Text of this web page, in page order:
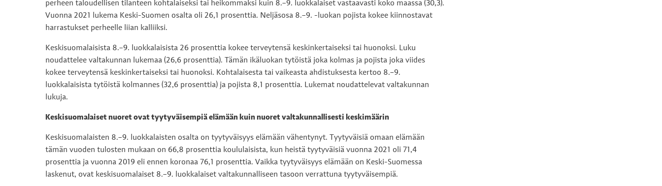
perheen taloudellisen tilanteen kohtalaiseksi tai heikommaksi kuin 8.–9. luokkalaiset vastaavasti koko maassa (30,3).
Vuonna 2021 lukema Keski-Suomen osalta oli 26,1 prosenttia. Neljäsosa 8.–9. -luokan pojista kokee kiinnostavat
harrastukset perheelle liian kalliiksi.
Keskisuomalaisista 8.–9. luokkalaisista 26 prosenttia kokee terveytensä keskinkertaiseksi tai huonoksi. Luku
noudattelee valtakunnan lukemaa (26,6 prosenttia). Tämän ikäluokan tytöistä joka kolmas ja pojista joka viides
kokee terveytensä keskinkertaiseksi tai huonoksi. Kohtalaisesta tai vaikeasta ahdistuksesta kertoo 8.–9.
luokkalaisista tytöistä kolmannes (32,6 prosenttia) ja pojista 8,1 prosenttia. Lukemat noudattelevat valtakunnan
lukuja.
Keskisuomalaiset nuoret ovat tyytyväisempiä elämään kuin nuoret valtakunnallisesti keskimäärin
Keskisuomalaisten 8.–9. luokkalaisten osalta on tyytyväisyys elämään vähentynyt. Tyytyväisiä omaan elämään
tämän vuoden tulosten mukaan on 66,8 prosenttia koululaisista, kun heistä tyytyväisiä vuonna 2021 oli 71,4
prosenttia ja vuonna 2019 eli ennen koronaa 76,1 prosenttia. Vaikka tyytyväisyys elämään on Keski-Suomessa
laskenut, ovat keskisuomalaiset 8.–9. luokkalaiset valtakunnalliseen tasoon verrattuna tyytyväisempiä.